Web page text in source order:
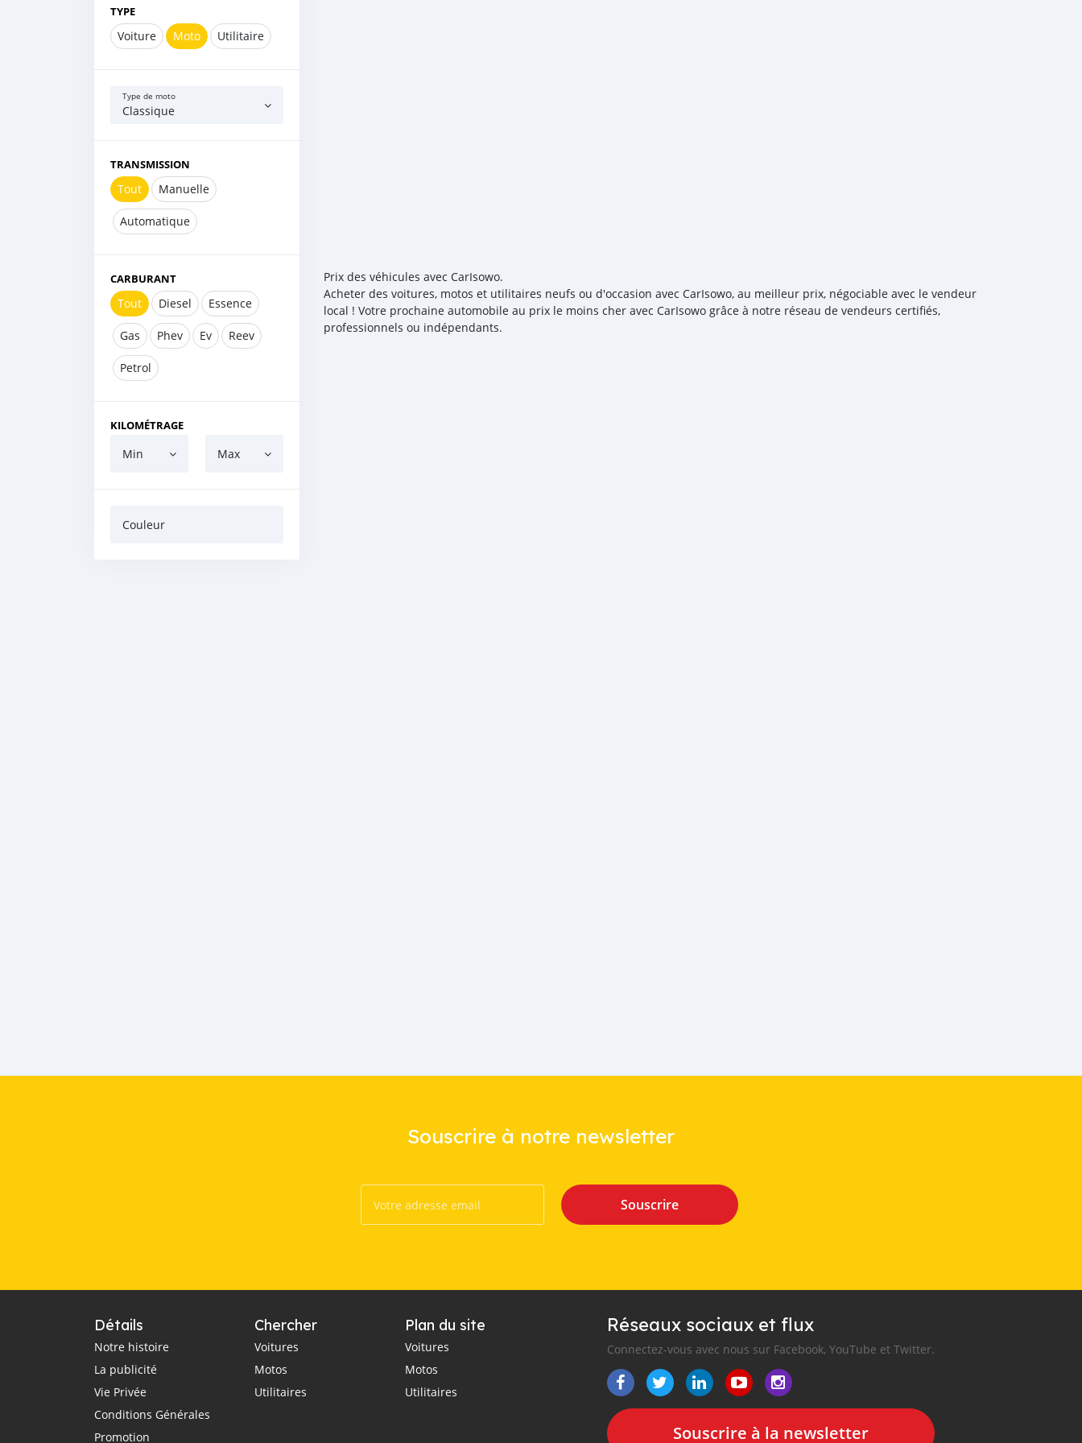
TYPE
Voiture Moto Utilitaire
Type de moto
Classique
TRANSMISSION
Tout Manuelle
Automatique
CARBURANT
Tout Diesel Essence
Gas Phev Ev Reev
Petrol
KILOMÉTRAGE
Min Max
Couleur
Prix des véhicules avec CarIsowo.
Acheter des voitures, motos et utilitaires neufs ou d'occasion avec CarIsowo, au meilleur prix, négociable avec le vendeur
local ! Votre prochaine automobile au prix le moins cher avec CarIsowo grâce à notre réseau de vendeurs certifiés,
professionnels ou indépendants.
Souscrire à notre newsletter
Souscrire
Détails
Notre histoire
La publicité
Vie Privée
Conditions Générales
Promotion
Chercher
Voitures
Motos
Utilitaires
Plan du site
Voitures
Motos
Utilitaires
Réseaux sociaux et flux
Connectez-vous avec nous sur Facebook, YouTube et Twitter.
Souscrire à la newsletter